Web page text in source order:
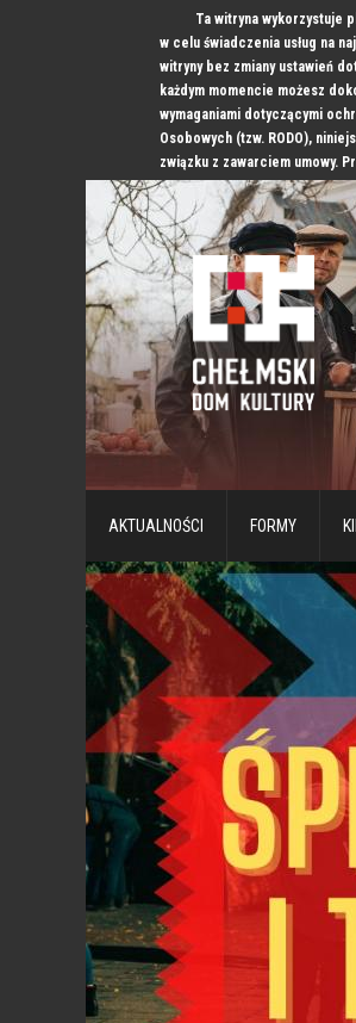
Ta witryna wykorzystuje
w celu świadczenia usług na
witryny bez zmiany ustawień
każdym momencie możesz
wymaganiami dotyczącymi
Osobowych (tzw. RODO),
związku z zawarciem umowy.
AKTUALNOŚCI FORMY